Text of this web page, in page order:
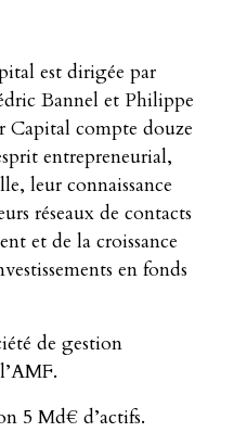
est dirigée par
Bannel et Philippe
compte douze
entrepreneurial,
leur connaissance
réseaux de contacts
et de la croissance
en fonds
de gestion
5 Md€ d’actifs.